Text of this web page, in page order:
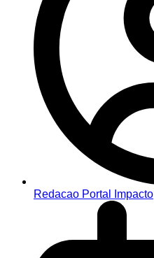
Redacao Portal Impacto